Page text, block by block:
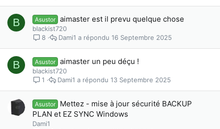
B Asustor aimaster est il prevu quelque chose
blackist720
8
16 Septembre 2025
Dami1
B Asustor aimaster un peu déçu !
blackist720
1
13 Septembre 2025
Dami1
Asustor
Mettez - mise à jour sécurité BACKUP
PLAN et EZ SYNC Windows
Dami1